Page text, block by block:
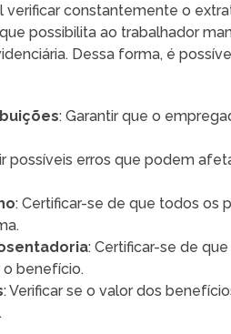
verificar constantemente o
possibilita ao trabalhador
Dessa forma, é
: Garantir que o
possíveis erros que podem
: Certificar-se de que todos os
: Certificar-se de
o benefício.
: Verificar se o valor dos